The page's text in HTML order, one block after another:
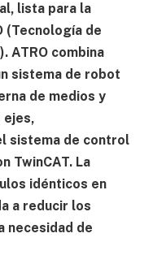
lista para la
(Tecnología de
ATRO combina
sistema de robot
de medios y
ejes,
sistema de control
TwinCAT. La
idénticos en
a reducir los
necesidad de